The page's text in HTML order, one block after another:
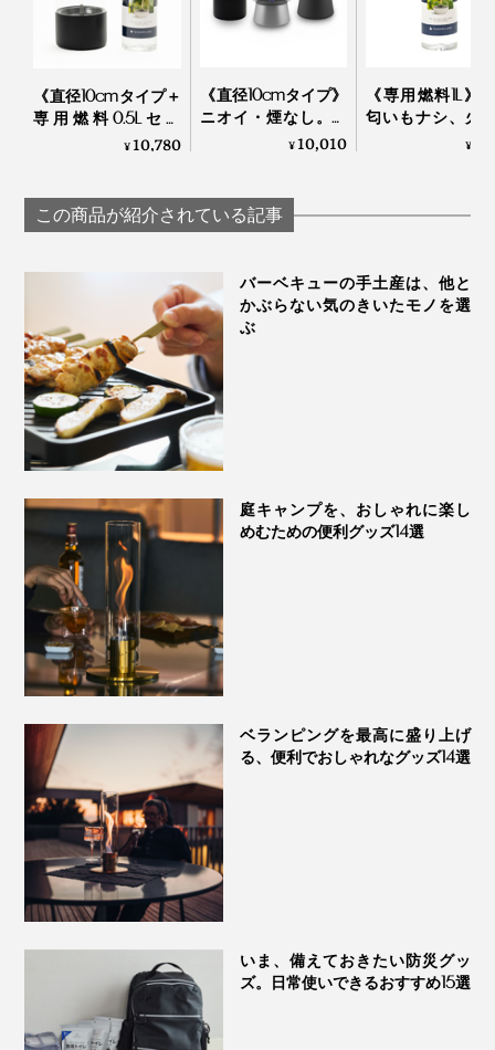
中間地点にレバーを合わせれば、燃料フル充填で、約37
分間ご使用いただけます。
のジェットライターで、「火のある暮らし」を快適に。
《直径10cmタイプ＋
専用燃料0.5Lセッ
ト》ニオイ・煙な
で手軽に楽しめる
「卓上ランプ」｜
¥10,780
《直径10cmタイプ》
ニオイ・煙なし。倒
しても燃え広がりに
ンプ」｜
TENDERFLAME
¥10,010
《専用燃料1L》
匂いもナシ、火
え移らない安
¥
この商品が紹介されている記事
バーベキューの手土産は、他と
かぶらない気のきいたモノを選
ぶ
庭キャンプを、おしゃれに楽し
めむための便利グッズ14選
ベランピングを最高に盛り上げ
る、便利でおしゃれなグッズ14選
いま、備えておきたい防災グッ
ズ。日常使いできるおすすめ15選